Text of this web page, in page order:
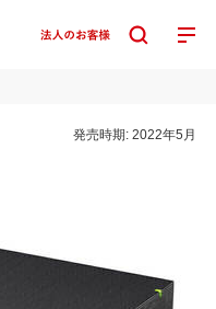
発売時期:2022年5月